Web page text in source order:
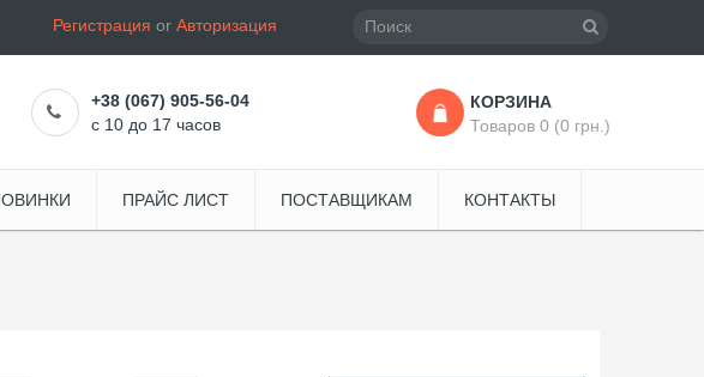
Регистрация or Авторизация
+38 (067) 905-56-04
с 10 до 17 часов
КОРЗИНА
Товаров 0 (0 грн.)
ПРАЙС ЛИСТ ПОСТАВЩИКАМ КОНТАКТЫ